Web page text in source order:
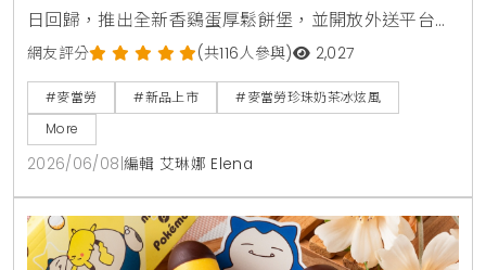
日回歸，推出全新香鷄蛋厚鬆餅堡，並開放外送平台購
買。社群人氣冰品珍珠奶茶冰炫風同步限量回歸，完整
販售時間與價格品項快來看。
網友評分 (共116人參與) 2,027
#麥當勞 #新品上市
#麥當勞珍珠奶茶冰炫風
More
2026/06/08 編輯 艾琳娜 Elena